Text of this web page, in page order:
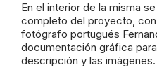
En el interior de la misma
completo del proyecto,
fotógrafo portugués
documentación gráfica
descripción y las imágenes.